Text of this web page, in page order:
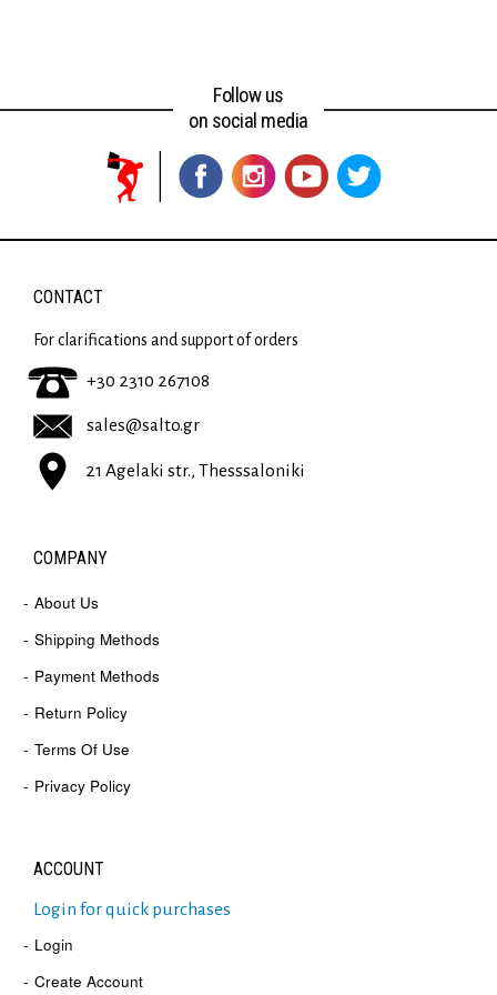
Follow us
on social media
CONTACT
For clarifications and support of orders
+30 2310 267108
sales@salto.gr
21 Agelaki str., Thesssaloniki
COMPANY
About Us
Shipping Methods
Payment Methods
Return Policy
Terms Of Use
Privacy Policy
ACCOUNT
Login for quick purchases
Login
Create Account